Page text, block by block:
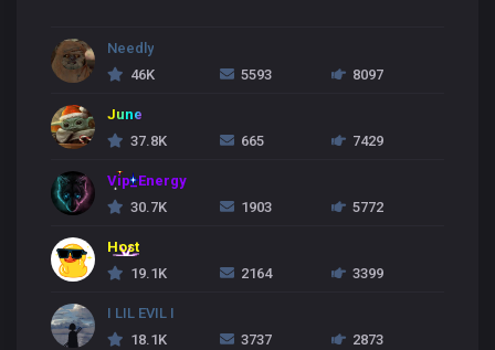
Needly
46K
5593 8097
June
37.8K
665 7429
Vip_Energy
30.7K
1903 5772
Host
19.1K
2164 3399
I LIL EVIL I
18.1K
3737 2873